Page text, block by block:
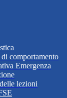
comportamento
Emergenza
lezioni